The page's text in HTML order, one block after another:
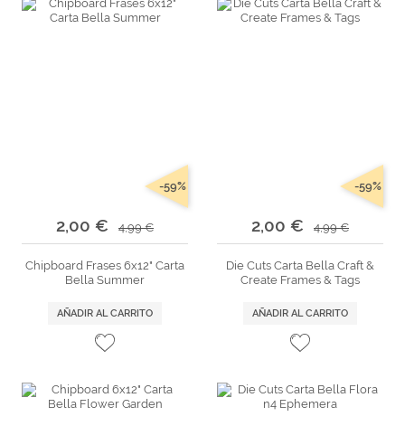
2,00 € 4,99 €
-59%
Chipboard Frases 6x12" Carta
Bella Summer
AÑADIR AL CARRITO
2,00 € 4,99 €
-59%
Die Cuts Carta Bella Craft &
Create Frames & Tags
AÑADIR AL CARRITO